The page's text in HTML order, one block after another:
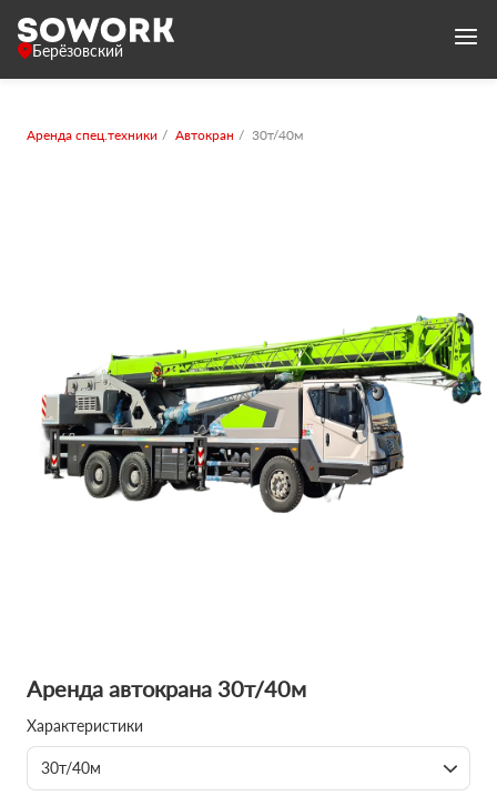
Берёзовский
Аренда спец.техники Автокран 30т/40м
Аренда автокрана 30т/40м
Характеристики
30т/40м